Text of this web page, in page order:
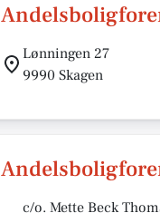
Lønningen 27
9990 Skagen
c/o. Mette Beck